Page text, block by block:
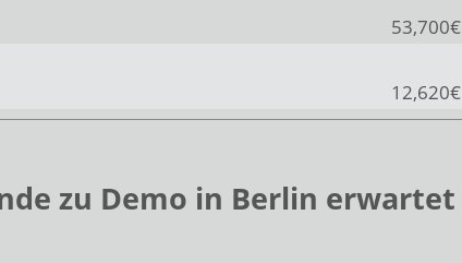
53,700€
12,620€
zu Demo in Berlin erwartet